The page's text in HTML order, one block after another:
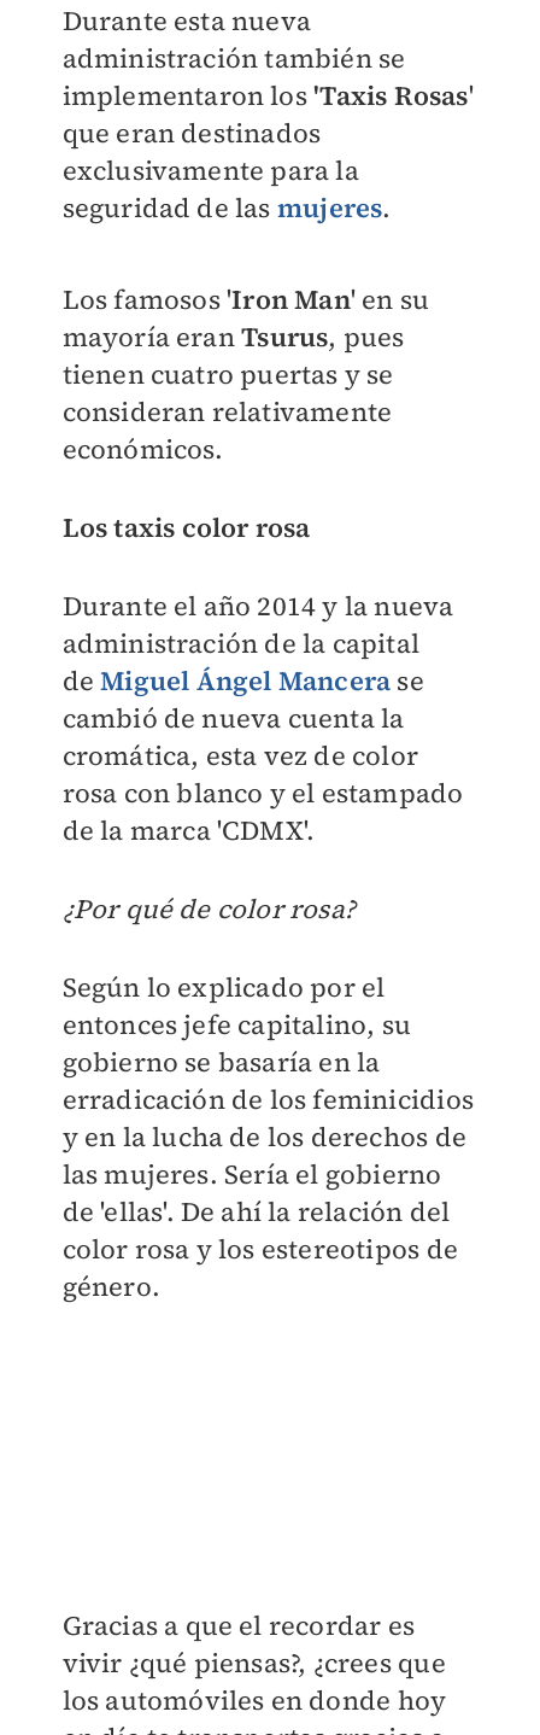
Durante esta nueva
administración también se
implementaron los'Taxis Rosas'
que eran destinados
exclusivamente para la
seguridad de las mujeres.
Los famosos 'Iron Man' en su
mayoría eranTsurus, pues
tienen cuatro puertas y se
consideran relativamente
económicos.
Los taxis color rosa
Durante el año 2014 y la nueva
administración de la capital
deMiguel Ángel Mancera se
cambió de nueva cuenta la
cromática, esta vez de color
rosa con blanco y el estampado
de la marca 'CDMX'.
¿Por qué de color rosa?
Según lo explicado por el
entonces jefe capitalino, su
gobierno se basaría en la
erradicación de los feminicidios
y en la lucha de los derechos de
las mujeres. Sería el gobierno
de 'ellas'. De ahí la relación del
color rosa y los estereotipos de
género.
Gracias a que el recordar es
vivir ¿qué piensas?, ¿crees que
los automóviles en donde hoy